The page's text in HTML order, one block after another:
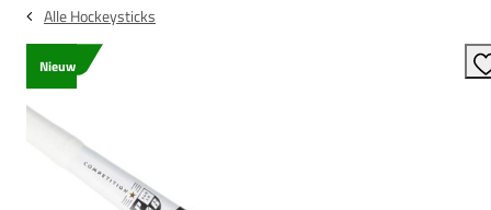
Alle Hockeysticks
Nieuw